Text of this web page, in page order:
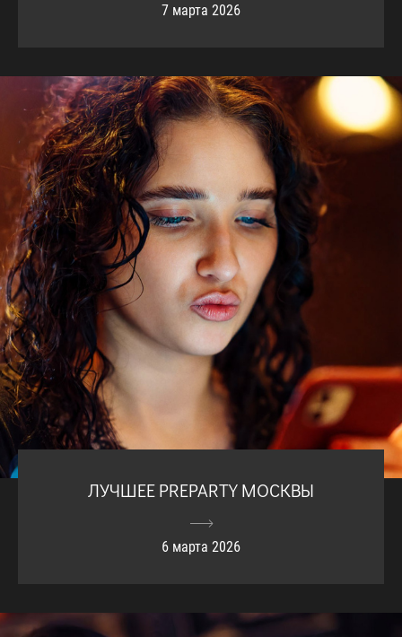
7 марта 2026
ЛУЧШЕЕ PREPARTY МОСКВЫ
6 марта 2026